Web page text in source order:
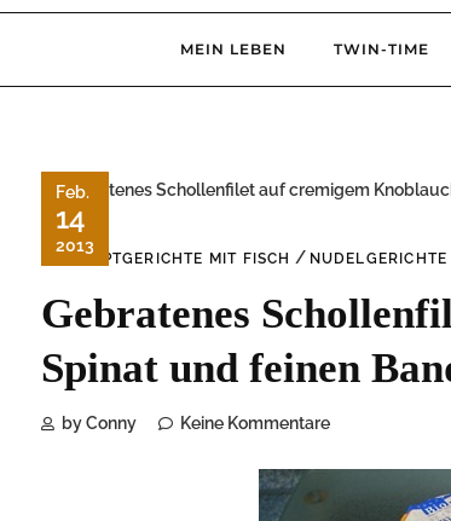
MEIN LEBEN TWIN-TIME
Feb.
14
2013
HAUPTGERICHTE MIT FISCH / NUDELGERICHTE
Gebratenes
Spinat und feinen
by Conny Keine Kommentare